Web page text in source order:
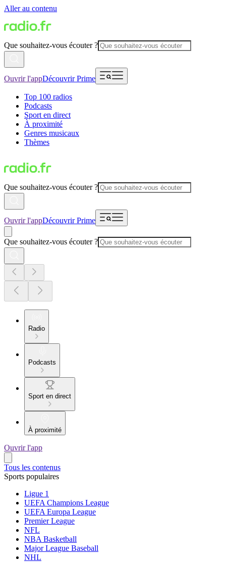
Aller au contenu
Que souhaitez-vous écouter ?
Ouvrir l'appDécouvrir Prime
Top 100 radios
Podcasts
Sport en direct
À proximité
Genres musicaux
Thèmes
Que souhaitez-vous écouter ?
Ouvrir l'appDécouvrir Prime
Que souhaitez-vous écouter ?
Radio
Podcasts
Sport en direct
À proximité
Ouvrir l'app
Tous les contenus
Sports populaires
Ligue 1
UEFA Champions League
UEFA Europa League
Premier League
NFL
NBA Basketball
Major League Baseball
NHL